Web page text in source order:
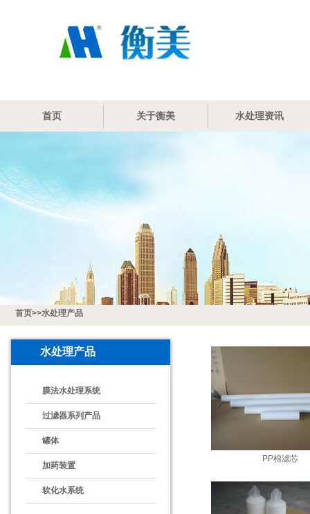
首页 关于衡美 水处理资讯
首页>>水处理产品
水处理产品
膜法水处理系统
过滤器系列产品
罐体
加药装置
软化水系统
PP棉滤芯